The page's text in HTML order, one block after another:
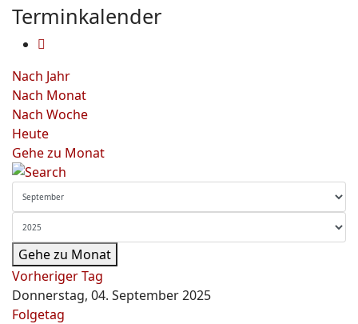
Terminkalender
Nach Jahr
Nach Monat
Nach Woche
Heute
Gehe zu Monat
Gehe zu Monat
Vorheriger Tag
Donnerstag, 04. September 2025
Folgetag